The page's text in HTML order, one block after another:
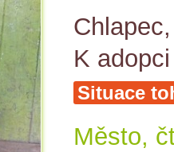
K adopci
Situace
Město,